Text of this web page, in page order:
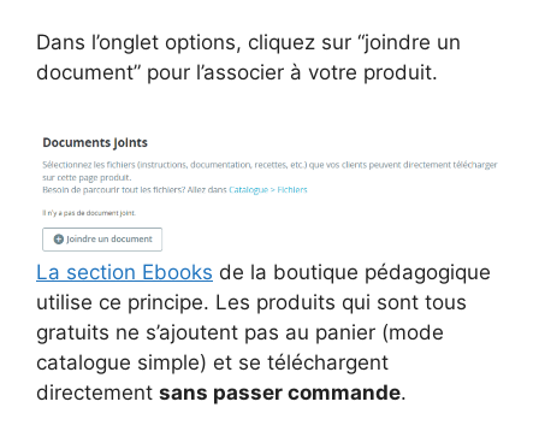
Dans l’onglet options, cliquez sur “joindre un
document” pour l’associer à votre produit.
La section Ebooks de la boutique pédagogique
utilise ce principe. Les produits qui sont tous
gratuits ne s’ajoutent pas au panier (mode
catalogue simple) et se téléchargent
directement sans passer commande.